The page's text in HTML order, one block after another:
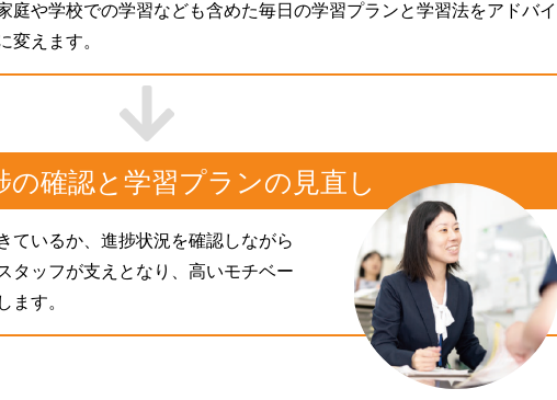
庭や学校での学習なども含めた毎日の学習プランと学習法をアドバイ
変えます。
の確認と学習プランの見直し
ているか、進捗状況を確認しながら
タッフが支えとなり、高いモチベー
ます。